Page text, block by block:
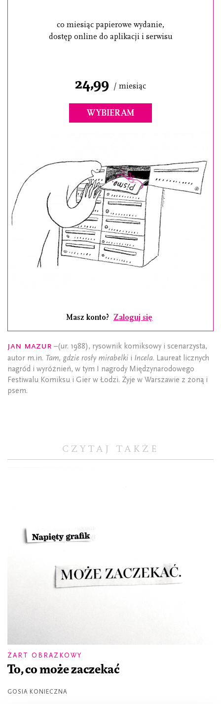
co miesiąc papierowe wydanie,
dostęp online do aplikacji i serwisu
24,99 / miesiąc
WYBIERAM
Masz konto? Zaloguj się
Jan Mazur –(ur. 1988), rysownik komiksowy i scenarzysta,
autor m.in. Tam, gdzie rosły mirabelki i Incela. Laureat licznych
nagród i wyróżnień, w tym I nagrody Międzynarodowego
Festiwalu Komiksu i Gier w Łodzi. Żyje w Warszawie z żoną i
psem.
CZYTAJ TAKŻE
ŻART OBRAZKOWY
To, co może zaczekać
GOSIA KONIECZNA